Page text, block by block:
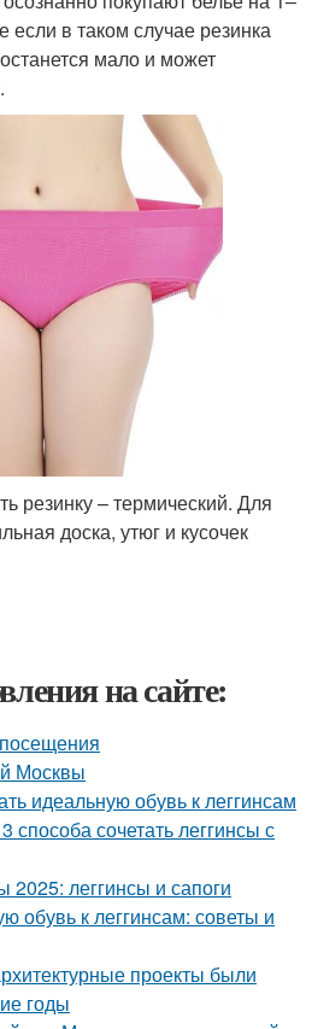
в таком случае резинка
мало и может
резинку – термический. Для
доска, утюг и кусочек
на сайте:
Москвы
идеальную обувь к леггинсам
способа сочетать леггинсы с
леггинсы и сапоги
обувь к леггинсам: советы и
проекты были
годы